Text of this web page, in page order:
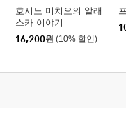
호시노 미치오의 알래
스카 이야기
16,200원 (10% 할인)